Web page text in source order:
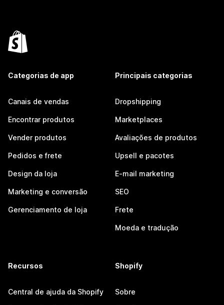
Categorias de app
Canais de vendas
Encontrar produtos
Vender produtos
Pedidos e frete
Design da loja
Marketing e conversão
Gerenciamento de loja
Principais categorias
Dropshipping
Marketplaces
Avaliações de produtos
Upsell e pacotes
E-mail marketing
SEO
Frete
Moeda e tradução
Recursos
Central de ajuda da Shopify
Shopify
Sobre